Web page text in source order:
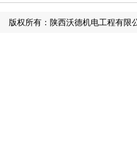
版权所有：陕西沃德机电工程有限